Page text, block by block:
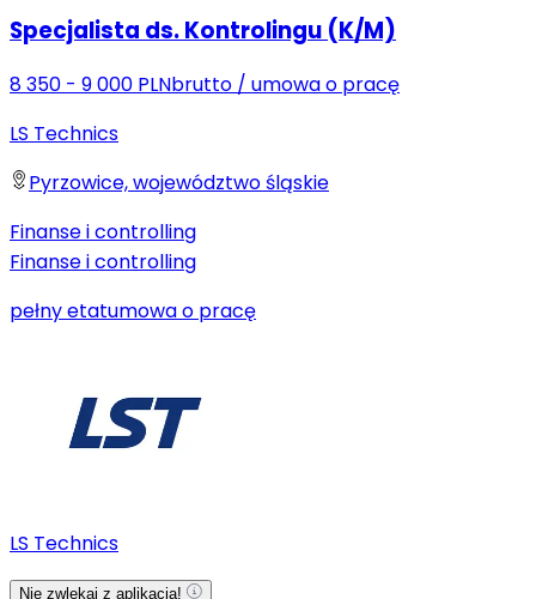
Specjalista ds. Kontrolingu (K/M)
8 350 - 9 000 PLNbrutto / umowa o pracę
LS Technics
Pyrzowice, województwo śląskie
Finanse i controlling
Finanse i controlling
pełny etatumowa o pracę
LS Technics
Nie zwlekaj z aplikacją!